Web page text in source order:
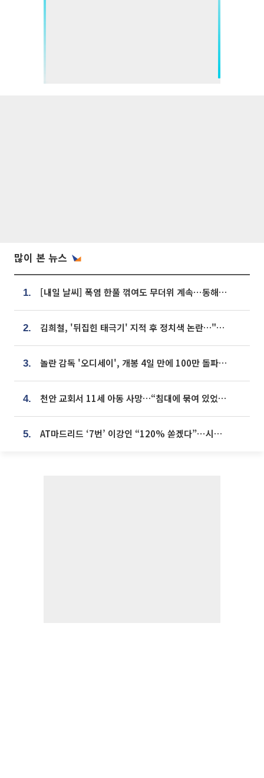
많이 본 뉴스
1. [내일 날씨] 폭염 한풀 꺾여도 무더위 계속⋯동해안 이틀 연속 비
2. 김희철, '뒤집힌 태극기' 지적 후 정치색 논란…"좌우 떠나 우리나라 국기"
3. 놀란 감독 '오디세이', 개봉 4일 만에 100만 돌파⋯'왕사남' 보다 빠르다
4. 천안 교회서 11세 아동 사망…“침대에 묶여 있었다” 진술 확보
5. AT마드리드 ‘7번’ 이강인 “120% 쏟겠다”⋯시메오네 감독 “필요한 선수”